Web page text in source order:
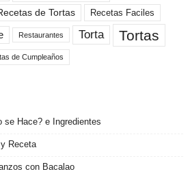
de Tortas Recetas Faciles
Restaurantes Torta Tortas
de Cumpleaños
se Hace? e Ingredientes
Receta
con Bacalao